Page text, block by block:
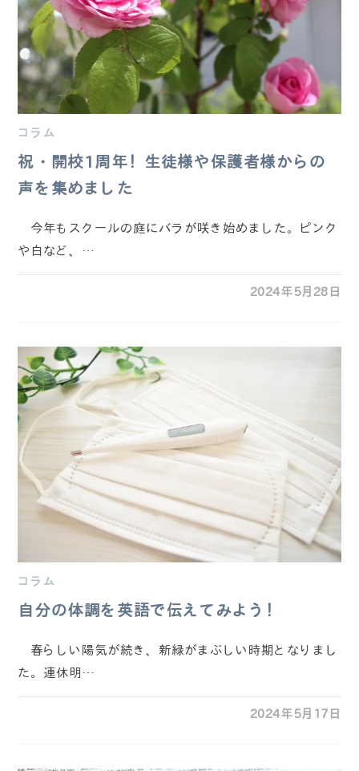
コラム
祝・開校1周年！生徒様や保護者様からの
声を集めました
今年もスクールの庭にバラが咲き始めました。ピンク
や白など、…
2024年5月28日
コラム
自分の体調を英語で伝えてみよう！
春らしい陽気が続き、新緑がまぶしい時期となりまし
た。連休明…
2024年5月17日